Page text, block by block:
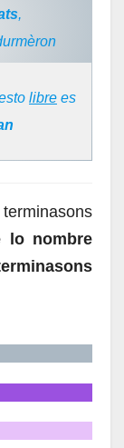
,
libre es
lo nombre